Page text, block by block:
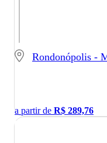
Rondonópolis -
a partir de R$ 289,76